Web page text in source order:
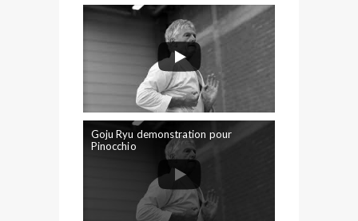
Goju Ryu demonstration pour
Pinocchio